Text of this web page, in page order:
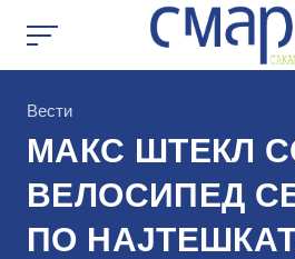
КАтегорија
Вести
МАКС ШТЕКЛ
ВЕЛОСИПЕД
ПО